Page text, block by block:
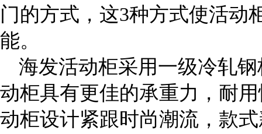
门的方式，这3种方式使活动
能。
海发活动柜采用一级冷轧
动柜具有更佳的承重力，耐
动柜设计紧跟时尚潮流，款